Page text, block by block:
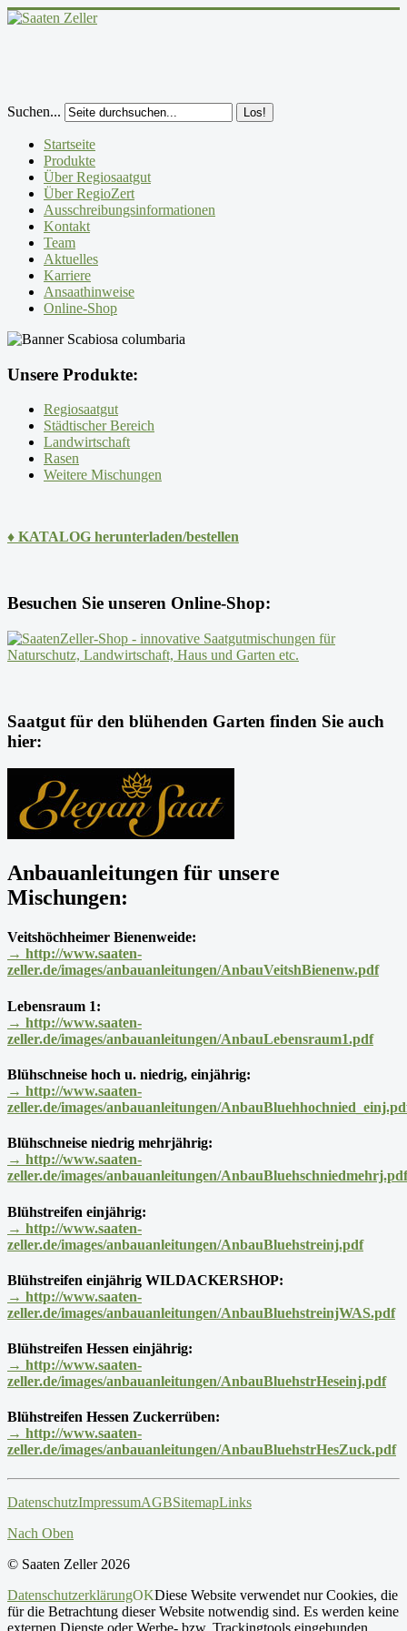
Suchen... Los!
Startseite
Produkte
Über Regiosaatgut
Über RegioZert
Ausschreibungsinformationen
Kontakt
Team
Aktuelles
Karriere
Ansaathinweise
Online-Shop
Unsere Produkte:
Regiosaatgut
Städtischer Bereich
Landwirtschaft
Rasen
Weitere Mischungen
♦ KATALOG herunterladen/bestellen
Besuchen Sie unseren Online-Shop:
Saatgut für den blühenden Garten finden Sie auch
hier:
Anbauanleitungen für unsere
Mischungen:
Veitshöchheimer Bienenweide:
→ http://www.saaten-
zeller.de/images/anbauanleitungen/AnbauVeitshBienenw.pdf
Lebensraum 1:
→ http://www.saaten-
zeller.de/images/anbauanleitungen/AnbauLebensraum1.pdf
Blühschneise hoch u. niedrig, einjährig:
→ http://www.saaten-
zeller.de/images/anbauanleitungen/
Blühschneise niedrig mehrjährig:
→ http://www.saaten-
zeller.de/images/anbauanleitungen/AnbauBluehschniedmehrj.pdf
Blühstreifen einjährig:
→ http://www.saaten-
zeller.de/images/anbauanleitungen/AnbauBluehstreinj.pdf
Blühstreifen einjährig WILDACKERSHOP:
→ http://www.saaten-
zeller.de/images/anbauanleitungen/AnbauBluehstreinjWAS.pdf
Blühstreifen Hessen einjährig:
→ http://www.saaten-
zeller.de/images/anbauanleitungen/AnbauBluehstrHeseinj.pdf
Blühstreifen Hessen Zuckerrüben:
→ http://www.saaten-
zeller.de/images/anbauanleitungen/AnbauBluehstrHesZuck.pdf
DatenschutzImpressumAGBSitemapLinks
Nach Oben
© Saaten Zeller 2026
DatenschutzerklärungOKDiese Website verwendet nur Cookies, die
für die Betrachtung dieser Website notwendig sind. Es werden keine
externen Dienste oder Werbe- bzw. Trackingtools eingebunden.